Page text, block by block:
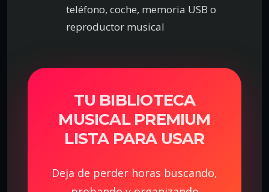
teléfono, coche, memoria USB o
reproductor musical
TU BIBLIOTECA
MUSICAL PREMIUM
LISTA PARA USAR
Deja de perder horas buscando,